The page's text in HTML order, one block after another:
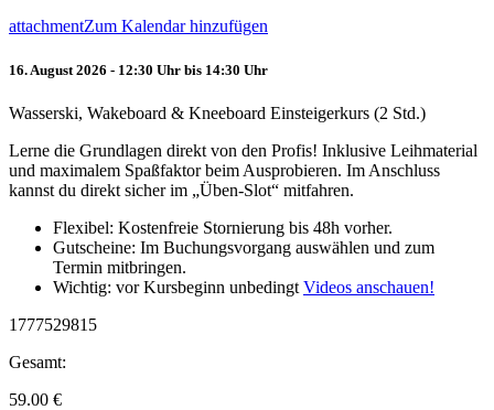
attachmentZum Kalendar hinzufügen
16. August 2026 - 12:30 Uhr bis 14:30 Uhr
Wasserski, Wakeboard & Kneeboard Einsteigerkurs (2 Std.)
Lerne die Grundlagen direkt von den Profis! Inklusive Leihmaterial
und maximalem Spaßfaktor beim Ausprobieren. Im Anschluss
kannst du direkt sicher im „Üben-Slot“ mitfahren.
Flexibel: Kostenfreie Stornierung bis 48h vorher.
Gutscheine: Im Buchungsvorgang auswählen und zum
Termin mitbringen.
Wichtig: vor Kursbeginn unbedingt Videos anschauen!
1777529815
Gesamt:
59.00 €